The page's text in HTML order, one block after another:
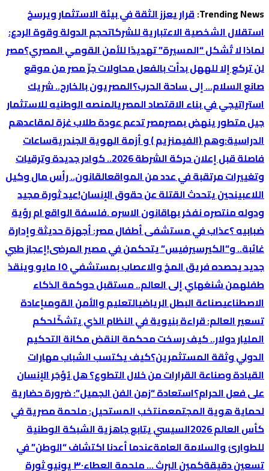
التجاوز
إلى
المحتوى
Trending News: قرار يعزز الثقة في بيئة الاستثمار ويرسخ
استقلال الشخصية الاعتبارية للشركاتحجم الدولة وقوة الردع:
لماذا لا تُشكل “المسيرة” تهديدًا للأمن القومي المصري؟‏مصر
لن تركع إلا للههل بدأت بالفعل محاولات جرِّ مصر من موقع
صانع السلام… إلى ساحة الحرب؟المصريون بالخارج.. شريك
استراتيجي في بناء الاقتصاد المصريالمنصه الوطنيه للاستثمار
جيل متطور ينهض بمصرمصر تدعم عودة طلاب غزة لمقاعدهم
الدراسية:وهم (الفيمنزيم ) و أزمة الهوية الجندريةساعات
فاصلة قبل إعلان حركة الشرطة 2026.. كوادر جديدة وترقيات
وتغييرات مرتقبة في عدد من المواقعالقانون.. رأس مال وكيل
اللاعبينحين يتحدث القتلة عن حقوق الإنسان!عيد ثورة مجيد
ودوله منتصره نفخر بهاقانون الاسره .فلسفة الواقع ام رؤية
ضبابيه ؟عذاب في مستشفى أطفال مصر: أجهزة حديثة وإدارة
غائبة.. و”الكيرسيرفيس” يتحكمن في مصير المرضى!إعجاز طبي
جديد يحصده فريق المخ والاعصاب بمستشفي ١٥ مايو وينقذ
طفلهمن شنغهاي إلى العالم.. مستقبل حوكمة الذكاء
الاصطناعيصناعة البطل الرياضيالتعليم والأمن القومىإعادة
تسعير العالم: قراءة بنيوية في النظام الذي يتشكّلحكم
المليار دولار.. كيف رسخت محكمة النقض مكانة التحكيم
الدولي وثقة المستثمرين؟كيف يكتسب الشباب مهارات
القيادة وصناعة القرارات من خلال التطوع؟هل يُؤجَر الإنسان
على فعل الحرام؟استعادة “زمن الفن الجميل”: ضرورة حضارية
لحماية هوية المجتمعمنتخب المستحيل: ملحمة مصرية في
كأس العالم 2026
السيسي يتابع جاهزية الشبكة الوطنية
للطوارئ والسلامة العامةعندما أعدنا اكتشاف “الوطن” في
تسعين دقيقةكمين البرث … ملحمة العطاء ٣٠ يونيو ثورة